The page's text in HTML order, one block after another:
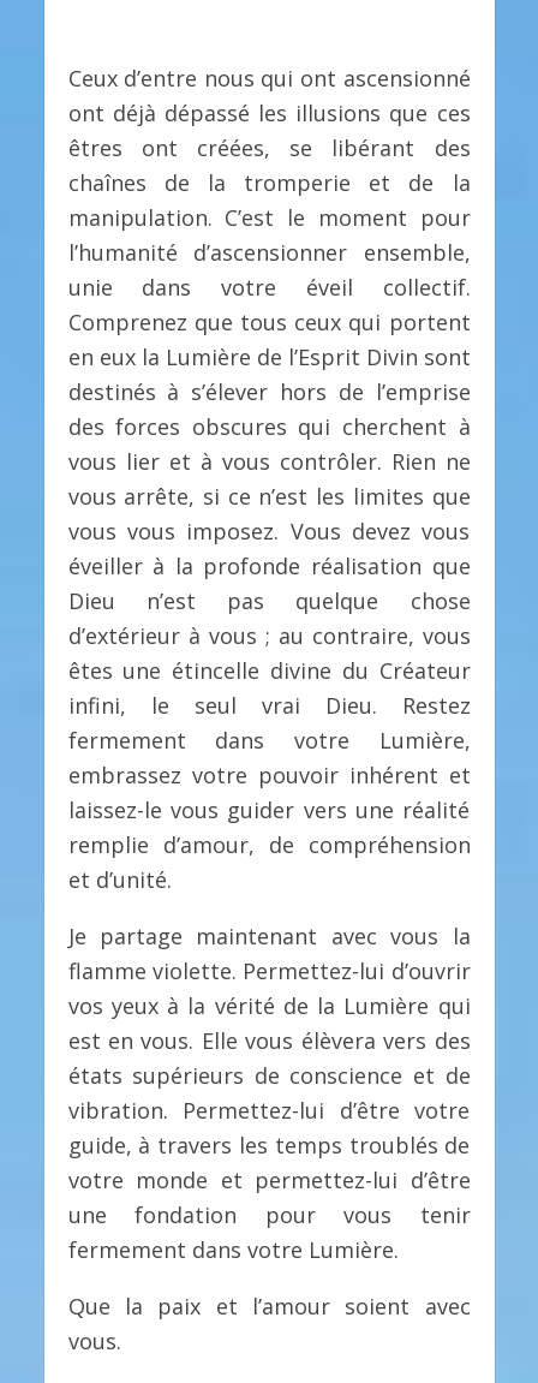
Ceux d’entre nous qui ont ascensionné
ont déjà dépassé les illusions que ces
êtres ont créées, se libérant des
chaînes de la tromperie et de la
manipulation. C’est le moment pour
l’humanité d’ascensionner ensemble,
unie dans votre éveil collectif.
Comprenez que tous ceux qui portent
en eux la Lumière de l’Esprit Divin sont
destinés à s’élever hors de l’emprise
des forces obscures qui cherchent à
vous lier et à vous contrôler. Rien ne
vous arrête, si ce n’est les limites que
vous vous imposez. Vous devez vous
éveiller à la profonde réalisation que
Dieu n’est pas quelque chose
d’extérieur à vous ; au contraire, vous
êtes une étincelle divine du Créateur
infini, le seul vrai Dieu. Restez
fermement dans votre Lumière,
embrassez votre pouvoir inhérent et
laissez-le vous guider vers une réalité
remplie d’amour, de compréhension
et d’unité.
Je partage maintenant avec vous la
flamme violette. Permettez-lui d’ouvrir
vos yeux à la vérité de la Lumière qui
est en vous. Elle vous élèvera vers des
états supérieurs de conscience et de
vibration. Permettez-lui d’être votre
guide, à travers les temps troublés de
votre monde et permettez-lui d’être
une fondation pour vous tenir
fermement dans votre Lumière.
Que la paix et l’amour soient avec
vous.